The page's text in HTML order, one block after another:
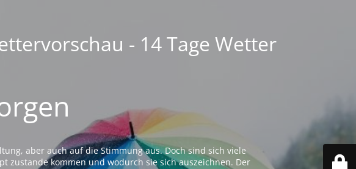
- 14 Tage Wetter
aber auch auf die Stimmung aus. Doch sind sich viele
zustande kommen und wodurch sie sich auszeichnen. Der